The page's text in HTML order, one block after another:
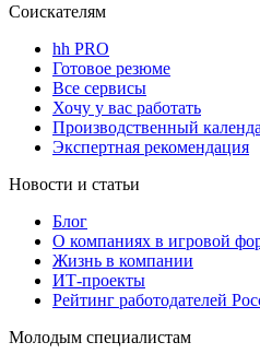
Соискателям
hh PRO
Готовое резюме
Все сервисы
Хочу у вас работать
Производственный
Экспертная рекомендация
Новости и статьи
Блог
О компаниях в игровой
Жизнь в компании
ИТ-проекты
Рейтинг работодателей
Молодым специалистам